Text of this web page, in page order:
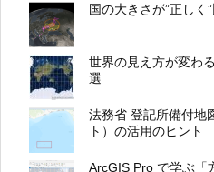
国の大きさが”正しく
世界の見え方が変わ
選
法務省 登記所備付地
ト）の活用のヒント
ArcGIS Pro で学ぶ「